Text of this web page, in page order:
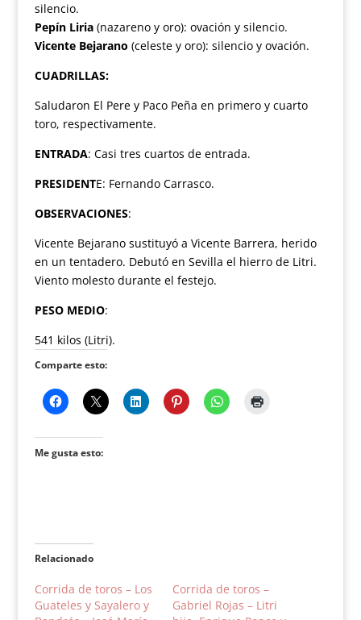
silencio.
Pepín Liria (nazareno y oro): ovación y silencio.
Vicente Bejarano (celeste y oro): silencio y ovación.
CUADRILLAS:
Saludaron El Pere y Paco Peña en primero y cuarto
toro, respectivamente.
ENTRADA: Casi tres cuartos de entrada.
PRESIDENTE: Fernando Carrasco.
OBSERVACIONES:
Vicente Bejarano sustituyó a Vicente Barrera, herido
en un tentadero. Debutó en Sevilla el hierro de Litri.
Viento molesto durante el festejo.
PESO MEDIO:
541 kilos (Litri).
Comparte esto:
Me gusta esto:
Relacionado
Corrida de toros – Los
Guateles y Sayalero y
Corrida de toros –
Gabriel Rojas – Litri